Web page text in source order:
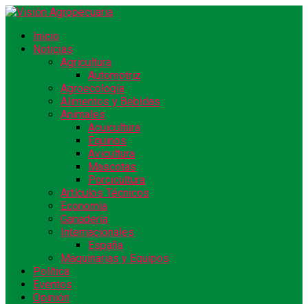
Inicio
Noticias
Agricultura
Automotriz
Agroecología
Alimentos y Bebidas
Animales
Acuicultura
Equinos
Avicultura
Mascotas
Porcicultura
Artículos Técnicos
Economía
Ganadería
Internacionales
España
Maquinarias y Equipos
Política
Eventos
Opinión